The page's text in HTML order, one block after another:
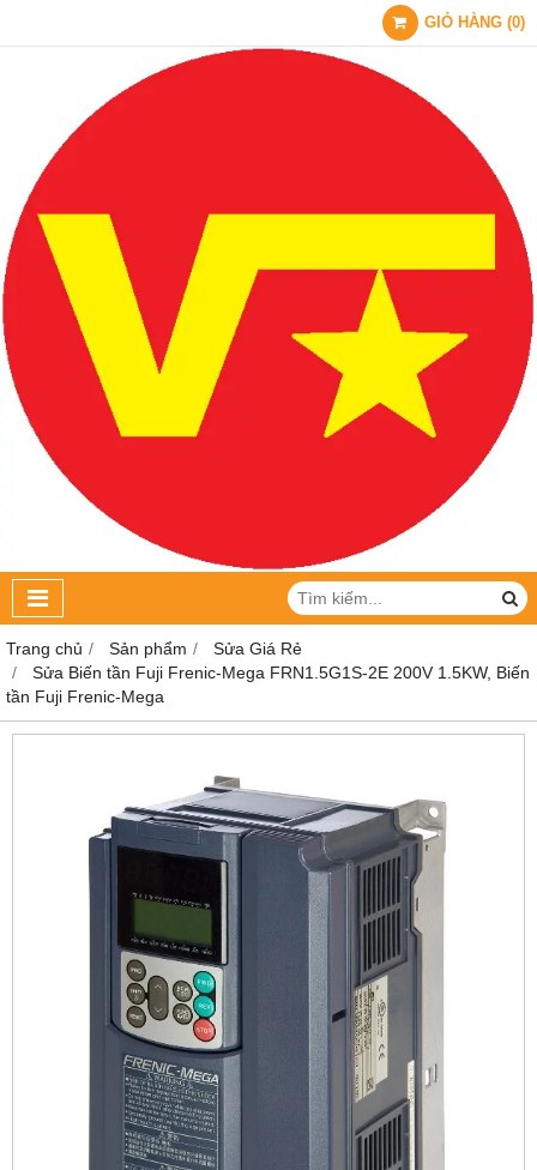
GIỎ HÀNG (0)
Trang chủ Sản phẩm
Sửa Giá Rẻ
Sửa Biến tần Fuji Frenic-Mega FRN1.5G1S-2E 200V 1.5KW, Biến
tần Fuji Frenic-Mega